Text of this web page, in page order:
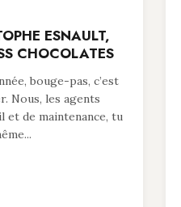
ESNAULT,
CHOCOLATES
bouge-pas, c’est
Nous, les agents
et de maintenance, tu